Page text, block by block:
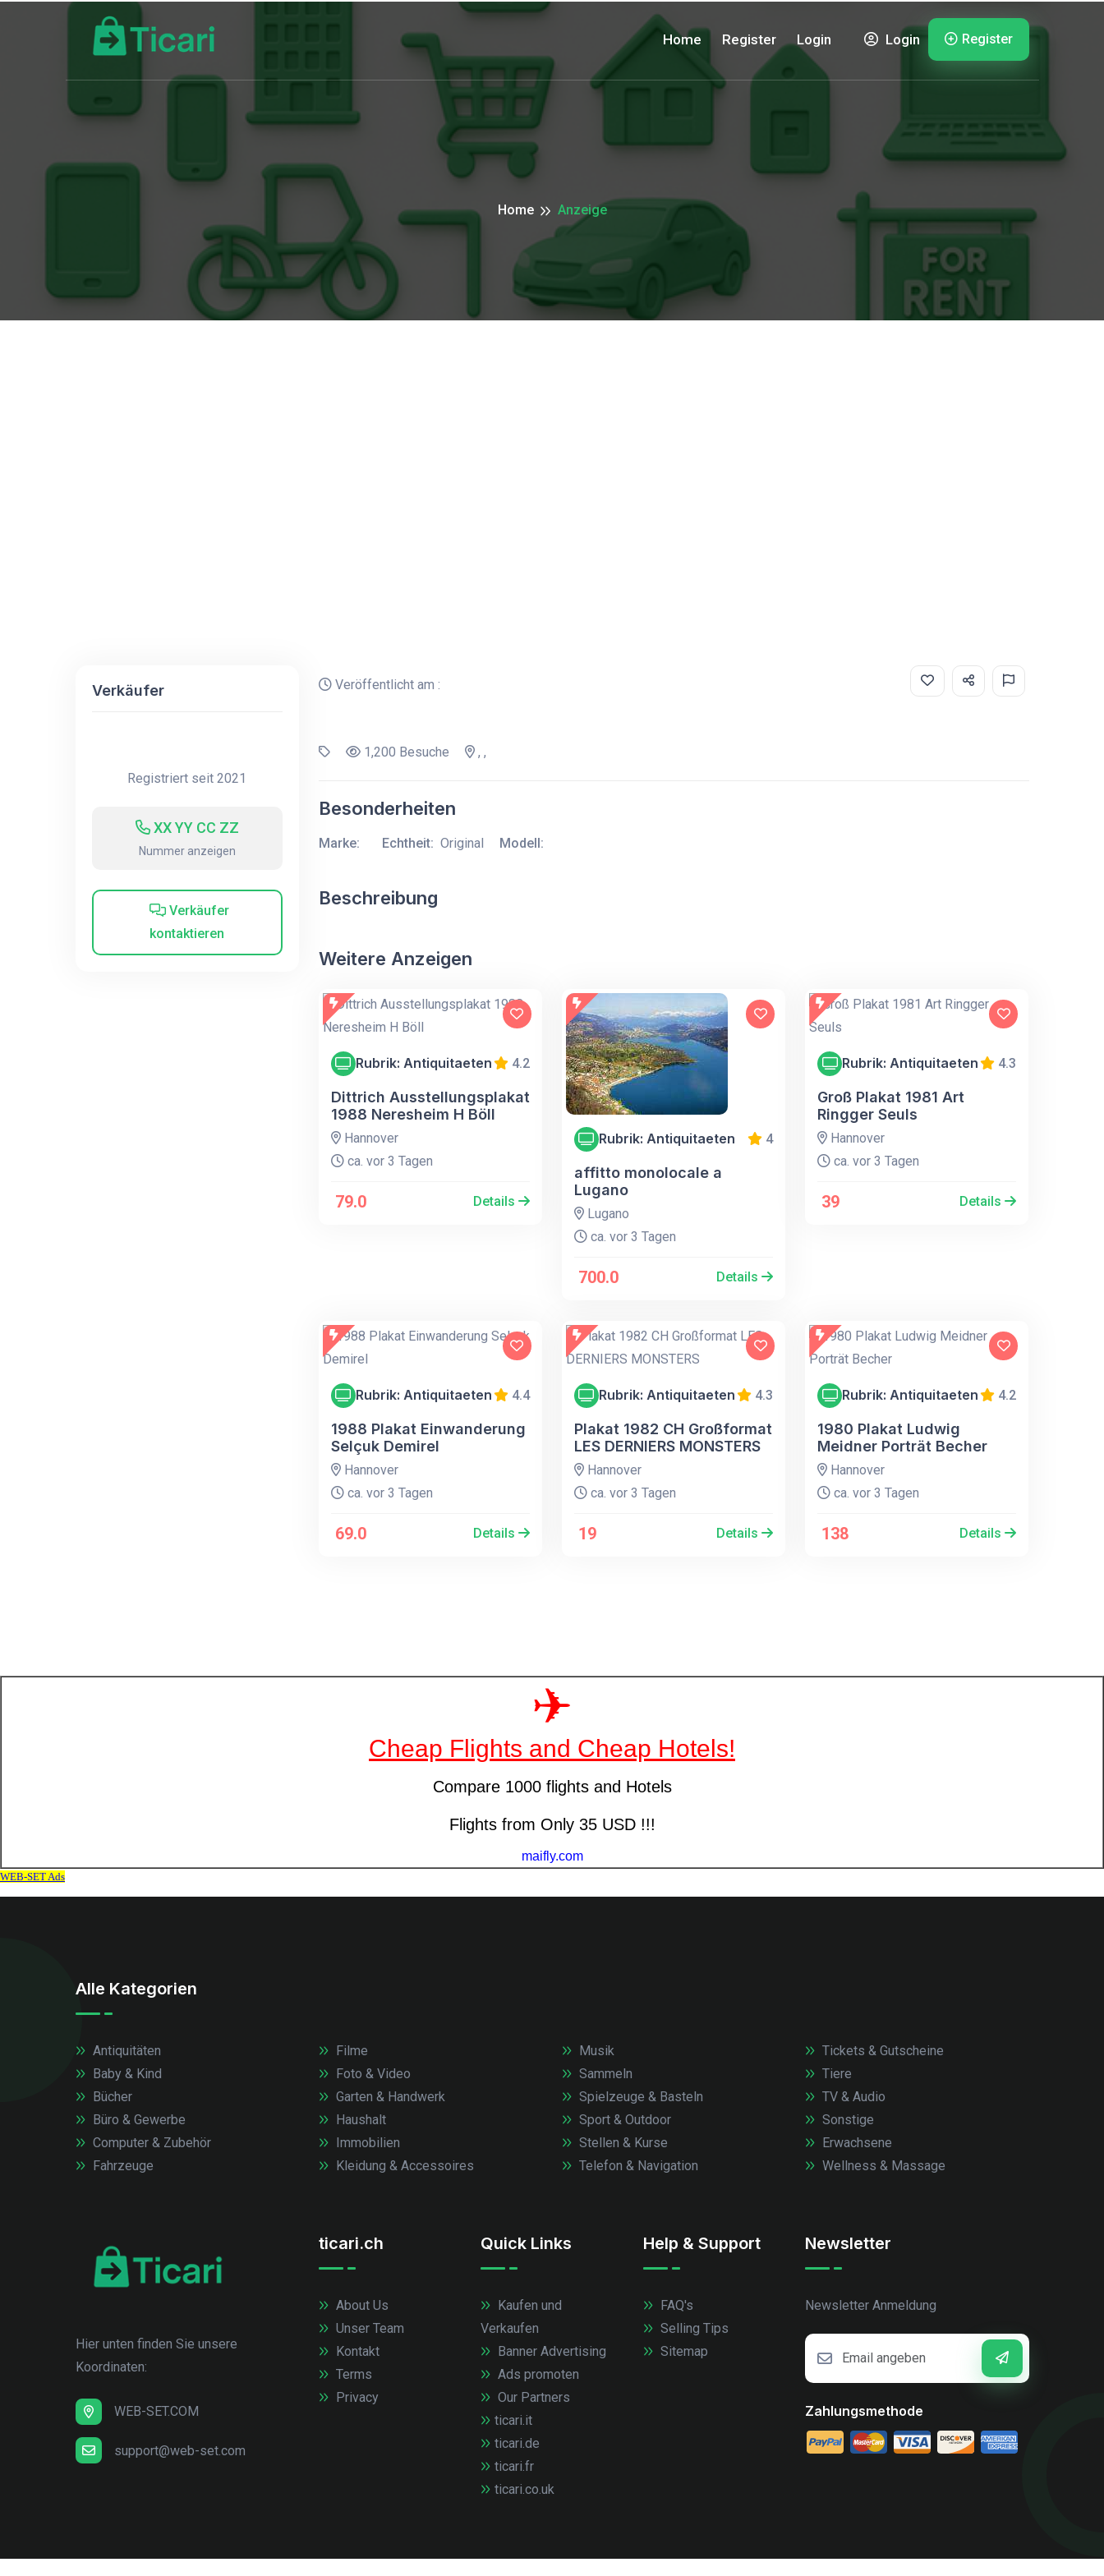
Home Register Login Login Register
Home Anzeige
Verkäufer
Registriert seit 2021
XX YY CC ZZ
Nummer anzeigen
Verkäufer
kontaktieren
Veröffentlicht am :
1,200 Besuche , ,
Besonderheiten
Marke: Echtheit: Original Modell:
Beschreibung
Weitere Anzeigen
Rubrik: Antiquitaeten 4.2
Dittrich Ausstellungsplakat
1988 Neresheim H Böll
Hannover
ca. vor 3 Tagen
79.0 Details
Rubrik: Antiquitaeten 4
affitto monolocale a
Lugano
Lugano
ca. vor 3 Tagen
700.0 Details
Rubrik: Antiquitaeten 4.3
Groß Plakat 1981 Art
Ringger Seuls
Hannover
ca. vor 3 Tagen
39 Details
Rubrik: Antiquitaeten 4.4
1988 Plakat Einwanderung
Selçuk Demirel
Hannover
ca. vor 3 Tagen
69.0 Details
Rubrik: Antiquitaeten 4.3
Plakat 1982 CH Großformat
LES DERNIERS MONSTERS
Hannover
ca. vor 3 Tagen
19 Details
Rubrik: Antiquitaeten 4.2
1980 Plakat Ludwig
Meidner Porträt Becher
Hannover
ca. vor 3 Tagen
138 Details
Alle Kategorien
Antiquitäten
Baby & Kind
Bücher
Büro & Gewerbe
Computer & Zubehör
Fahrzeuge
Filme
Foto & Video
Garten & Handwerk
Haushalt
Immobilien
Kleidung & Accessoires
Musik
Sammeln
Spielzeuge & Basteln
Sport & Outdoor
Stellen & Kurse
Telefon & Navigation
Tickets & Gutscheine
Tiere
TV & Audio
Sonstige
Erwachsene
Wellness & Massage
Hier unten finden Sie unsere
Koordinaten:
WEB-SET.COM
support@web-set.com
ticari.ch
About Us
Unser Team
Kontakt
Terms
Privacy
Quick Links
Kaufen und
Verkaufen
Banner Advertising
Ads promoten
Our Partners
ticari.it
ticari.de
ticari.fr
ticari.co.uk
Help & Support
FAQ's
Selling Tips
Sitemap
Newsletter
Newsletter Anmeldung
Zahlungsmethode